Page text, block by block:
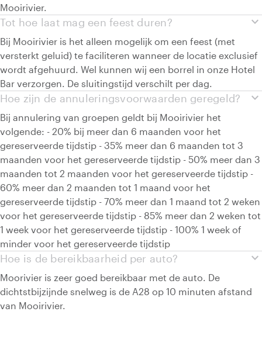
Mooirivier.
expand_more
Tot hoe laat mag een feest duren?
Bij Mooirivier is het alleen mogelijk om een feest (met
versterkt geluid) te faciliteren wanneer de locatie exclusief
wordt afgehuurd. Wel kunnen wij een borrel in onze Hotel
Bar verzorgen. De sluitingstijd verschilt per dag.
expand_more
Hoe zijn de annuleringsvoorwaarden geregeld?
Bij annulering van groepen geldt bij Mooirivier het
volgende: - 20% bij meer dan 6 maanden voor het
gereserveerde tijdstip - 35% meer dan 6 maanden tot 3
maanden voor het gereserveerde tijdstip - 50% meer dan 3
maanden tot 2 maanden voor het gereserveerde tijdstip -
60% meer dan 2 maanden tot 1 maand voor het
gereserveerde tijdstip - 70% meer dan 1 maand tot 2 weken
voor het gereserveerde tijdstip - 85% meer dan 2 weken tot
1 week voor het gereserveerde tijdstip - 100% 1 week of
minder voor het gereserveerde tijdstip
expand_more
Hoe is de bereikbaarheid per auto?
Moorivier is zeer goed bereikbaar met de auto. De
dichtstbijzijnde snelweg is de A28 op 10 minuten afstand
van Mooirivier.